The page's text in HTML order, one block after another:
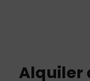
Alquiler